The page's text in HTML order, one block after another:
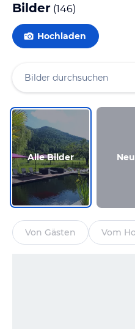
Bilder (146)
Hochladen
Alle Bilder
Von Gästen Vom